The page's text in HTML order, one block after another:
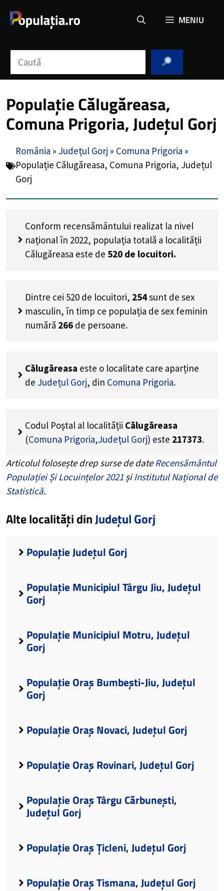
MENIU
Populație Călugăreasa,
Comuna Prigoria, Județul Gorj
România » Județul Gorj » Comuna Prigoria »
Populație Călugăreasa, Comuna Prigoria, Județul
Gorj
Conform recensământului realizat la nivel
național în 2022, populația totală a localității
Călugăreasa este de 520 de locuitori.
Dintre cei 520 de locuitori, 254sunt de sex
masculin, în timp ce populația de sex feminin
numără 266 de persoane.
Călugăreasa este o localitate care aparține
de Județul Gorj, din Comuna Prigoria.
Codul Poștal al localității Călugăreasa
(Comuna Prigoria,Județul Gorj) este 217373.
Articolul folosește drep surse de dateRecensământul
Populației Și Locuințelor 2021 șiInstitutul Național de
Statistică.
Alte localități dinJudețul Gorj
Populație Județul Gorj
Populație Municipiul Târgu Jiu, Județul
Gorj
Populație Municipiul Motru, Județul
Gorj
Populație Oraș Bumbești-Jiu, Județul
Gorj
Populație Oraș Novaci, Județul Gorj
Populație Oraș Rovinari, Județul Gorj
Populație Oraș Târgu Cărbunești,
Județul Gorj
Populație Oraș Țicleni, Județul Gorj
Populație Oraș Tismana, Județul Gorj